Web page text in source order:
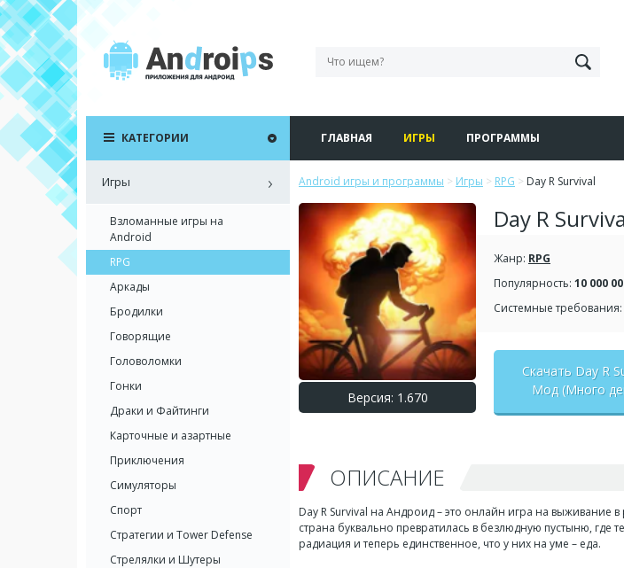
ГЛАВНАЯ ИГРЫ ПРОГРАММЫ
Android игры и программы > Игры > RPG > Day R Survival
Версия: 1.670
Day R
Жанр: RPG
Популярность: 10 000
Системные требования:
Скачать Day R
Мод (Много
ОПИСАНИЕ
Day R Survival на Андроид – это онлайн игра на выживание
страна буквально превратилась в безлюдную пустыню, где
радиация и теперь единственное, что у них на уме – еда.
КАТЕГОРИИ
Игры
Взломанные игры на
Android
RPG
Аркады
Бродилки
Говорящие
Головоломки
Гонки
Драки и Файтинги
Карточные и азартные
Приключения
Симуляторы
Спорт
Стратегии и Tower Defense
Стрелялки и Шутеры